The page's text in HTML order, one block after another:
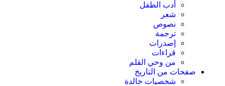
أدب الطفل
شعر
نصوص
ترجمة
إصدرات
قراءات
من وحي القلم
صفحات من التاريخ
شخصيات خالدة